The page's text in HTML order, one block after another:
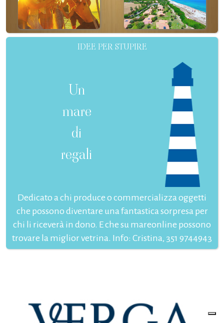
IDEE PER STUPIRE
Un
mare
di
regali
Dedicato a chi produce o commercializza oggetti
che possono diventare una fantastica sorpresa per
chi li riceverà in dono. E che su mareonline possono
trovare la miglior vetrina. Info: Cristina, 351 9744943